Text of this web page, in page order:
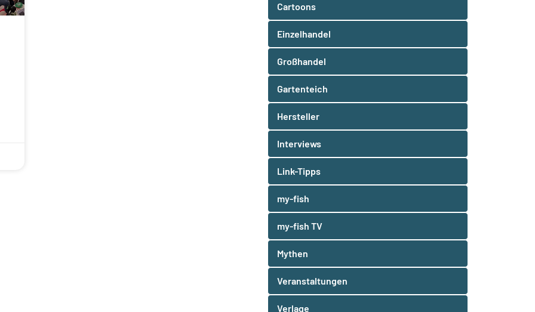
Cartoons
Einzelhandel
Großhandel
Gartenteich
Hersteller
Interviews
Link-Tipps
my-fish
my-fish TV
Mythen
Veranstaltungen
Verlage